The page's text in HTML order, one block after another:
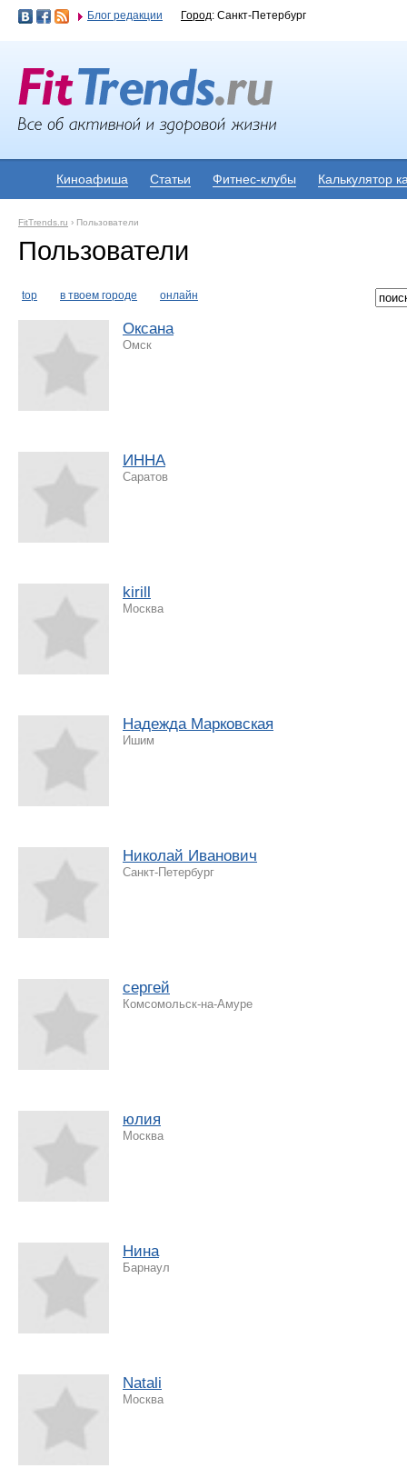
Блог редакции Город: Санкт-Петербург
Киноафиша Статьи Фитнес-клубы Калькулятор
FitTrends.ru › Пользователи
Пользователи
top в твоем городе онлайн
Оксана
Омск
ИННА
Саратов
kirill
Москва
Надежда Марковская
Ишим
Николай Иванович
Санкт-Петербург
сергей
Комсомольск-на-Амуре
юлия
Москва
Нина
Барнаул
Natali
Москва